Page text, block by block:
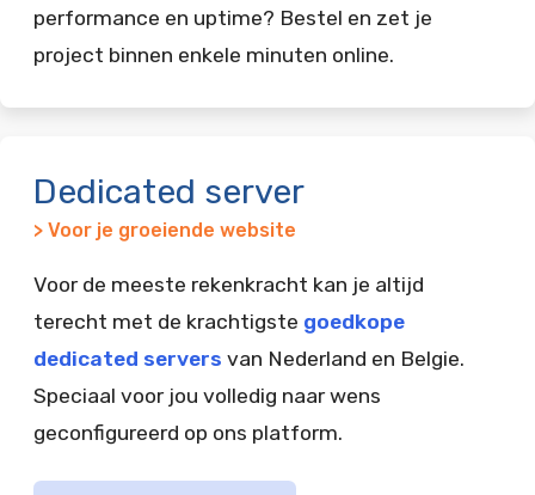
performance en uptime? Bestel en zet je
project binnen enkele minuten online.
Dedicated server
> Voor je groeiende website
Voor de meeste rekenkracht kan je altijd
terecht met de krachtigste goedkope
dedicated servers van Nederland en Belgie.
Speciaal voor jou volledig naar wens
geconfigureerd op ons platform.